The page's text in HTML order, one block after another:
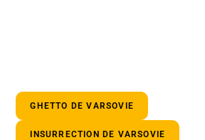
GHETTO DE VARSOVIE
INSURRECTION DE VARSOVIE